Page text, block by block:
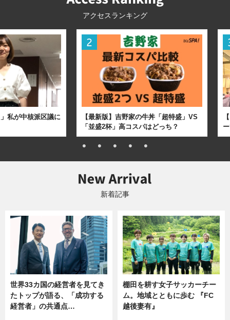
アクセスランキング
私が中核派区議に
【最新版】吉野家の牛丼「超特盛」VS
「並盛2杯」高コスパはどっち？
新着記事
世界33カ国の経営者を見てき
たトップが語る、「成功する
経営者」の共通点…
棚田を耕す女子サッカーチー
ム。地域とともに歩む 『FC
越後妻有』